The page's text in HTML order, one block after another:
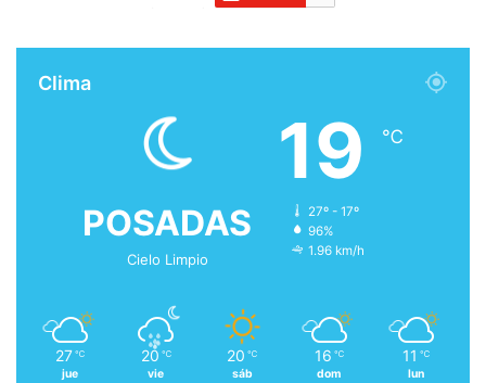
Clima
POSADAS
Cielo Limpio
19 ℃
27º - 17º
96%
1.96 km/h
27 ℃
jue
20 ℃
vie
20 ℃
sáb
16 ℃
dom
11 ℃
lun